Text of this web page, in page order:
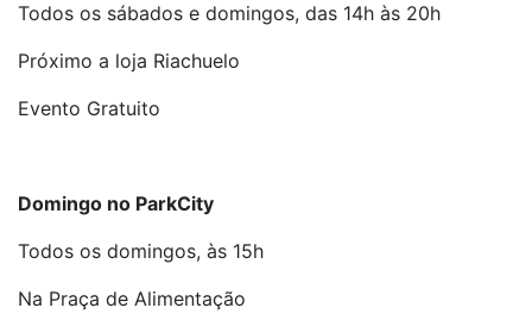
Todos os sábados e domingos, das 14h às 20h
Próximo a loja Riachuelo
Evento Gratuito
Domingo no ParkCity
Todos os domingos, às 15h
Na Praça de Alimentação